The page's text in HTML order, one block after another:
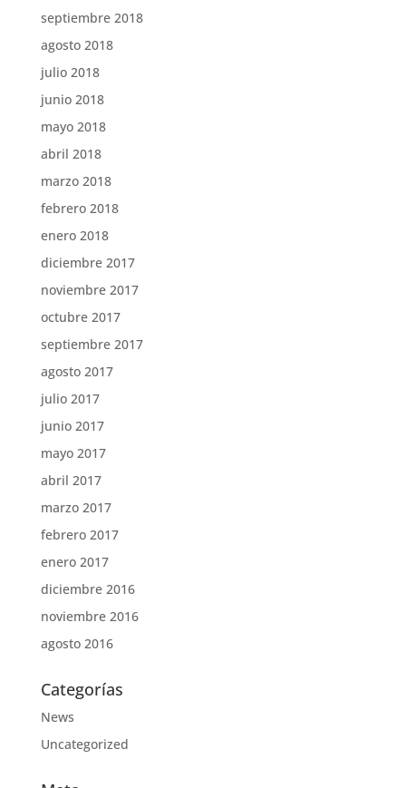
septiembre 2018
agosto 2018
julio 2018
junio 2018
mayo 2018
abril 2018
marzo 2018
febrero 2018
enero 2018
diciembre 2017
noviembre 2017
octubre 2017
septiembre 2017
agosto 2017
julio 2017
junio 2017
mayo 2017
abril 2017
marzo 2017
febrero 2017
enero 2017
diciembre 2016
noviembre 2016
agosto 2016
Categorías
News
Uncategorized